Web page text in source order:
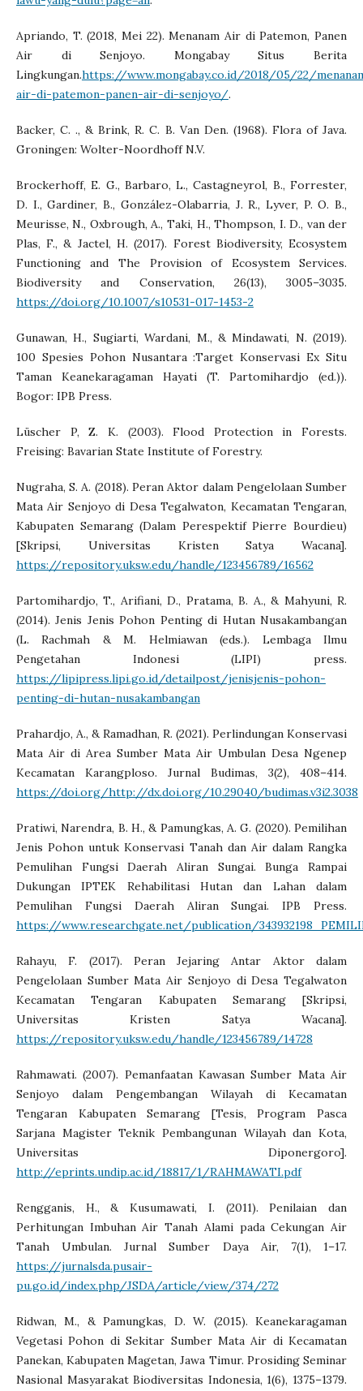
Apriando, T. (2018, Mei 22). Menanam Air di Patemon, Panen
Air di Senjoyo. Mongabay Situs Berita
Lingkungan.https://www.mongabay.co.id/2018/05/22/
air-di-patemon-panen-air-di-senjoyo/.
Backer, C. ., & Brink, R. C. B. Van Den. (1968). Flora of Java.
Groningen: Wolter-Noordhoff N.V.
Brockerhoff, E. G., Barbaro, L., Castagneyrol, B., Forrester,
D. I., Gardiner, B., González-Olabarria, J. R., Lyver, P. O. B.,
Meurisse, N., Oxbrough, A., Taki, H., Thompson, I. D., van der
Plas, F., & Jactel, H. (2017). Forest Biodiversity, Ecosystem
Functioning and The Provision of Ecosystem Services.
Biodiversity and Conservation, 26(13), 3005–3035.
https://doi.org/10.1007/s10531-017-1453-2
Gunawan, H., Sugiarti, Wardani, M., & Mindawati, N. (2019).
100 Spesies Pohon Nusantara :Target Konservasi Ex Situ
Taman Keanekaragaman Hayati (T. Partomihardjo (ed.)).
Bogor: IPB Press.
Lüscher P, Z. K. (2003). Flood Protection in Forests.
Freising: Bavarian State Institute of Forestry.
Nugraha, S. A. (2018). Peran Aktor dalam Pengelolaan Sumber
Mata Air Senjoyo di Desa Tegalwaton, Kecamatan Tengaran,
Kabupaten Semarang (Dalam Perespektif Pierre Bourdieu)
[Skripsi, Universitas Kristen Satya Wacana].
https://repository.uksw.edu/handle/123456789/16562
Partomihardjo, T., Arifiani, D., Pratama, B. A., & Mahyuni, R.
(2014). Jenis Jenis Pohon Penting di Hutan Nusakambangan
(L. Rachmah & M. Helmiawan (eds.). Lembaga Ilmu
Pengetahan Indonesi (LIPI) press.
https://lipipress.lipi.go.id/detailpost/jenisjenis-pohon-
penting-di-hutan-nusakambangan
Prahardjo, A., & Ramadhan, R. (2021). Perlindungan Konservasi
Mata Air di Area Sumber Mata Air Umbulan Desa Ngenep
Kecamatan Karangploso. Jurnal Budimas, 3(2), 408–414.
https://doi.org/http://dx.doi.org/10.29040/budimas.v3i2.3038
Pratiwi, Narendra, B. H., & Pamungkas, A. G. (2020). Pemilihan
Jenis Pohon untuk Konservasi Tanah dan Air dalam Rangka
Pemulihan Fungsi Daerah Aliran Sungai. Bunga Rampai
Dukungan IPTEK Rehabilitasi Hutan dan Lahan dalam
Pemulihan Fungsi Daerah Aliran Sungai. IPB Press.
https://www.researchgate.net/publication/
Rahayu, F. (2017). Peran Jejaring Antar Aktor dalam
Pengelolaan Sumber Mata Air Senjoyo di Desa Tegalwaton
Kecamatan Tengaran Kabupaten Semarang [Skripsi,
Universitas Kristen Satya Wacana].
https://repository.uksw.edu/handle/123456789/14728
Rahmawati. (2007). Pemanfaatan Kawasan Sumber Mata Air
Senjoyo dalam Pengembangan Wilayah di Kecamatan
Tengaran Kabupaten Semarang [Tesis, Program Pasca
Sarjana Magister Teknik Pembangunan Wilayah dan Kota,
Universitas Diponergoro].
http://eprints.undip.ac.id/18817/1/RAHMAWATI.pdf
Rengganis, H., & Kusumawati, I. (2011). Penilaian dan
Perhitungan Imbuhan Air Tanah Alami pada Cekungan Air
Tanah Umbulan. Jurnal Sumber Daya Air, 7(1), 1–17.
https://jurnalsda.pusair-
pu.go.id/index.php/JSDA/article/view/374/272
Ridwan, M., & Pamungkas, D. W. (2015). Keanekaragaman
Vegetasi Pohon di Sekitar Sumber Mata Air di Kecamatan
Panekan, Kabupaten Magetan, Jawa Timur. Prosiding Seminar
Nasional Masyarakat Biodiversitas Indonesia, 1(6), 1375–1379.